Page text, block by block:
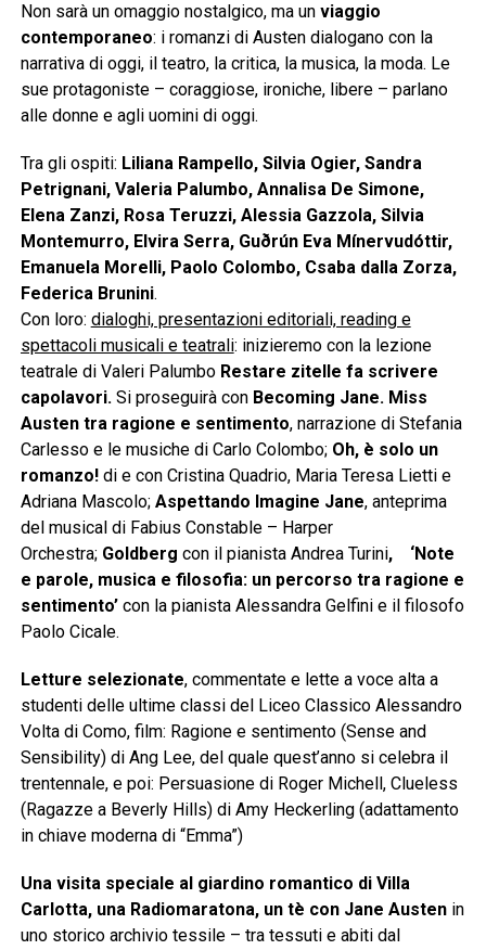
Non sarà un omaggio nostalgico, ma un viaggio
contemporaneo: i romanzi di Austen dialogano con la
narrativa di oggi, il teatro, la critica, la musica, la moda. Le
sue protagoniste – coraggiose, ironiche, libere – parlano
alle donne e agli uomini di oggi.
Tra gli ospiti: Liliana Rampello, Silvia Ogier, Sandra
Petrignani, Valeria Palumbo, Annalisa De Simone,
Elena Zanzi, Rosa Teruzzi, Alessia Gazzola, Silvia
Montemurro, Elvira Serra, Guðrún Eva Mínervudóttir,
Emanuela Morelli, Paolo Colombo, Csaba dalla Zorza,
Federica Brunini.
Con loro: dialoghi, presentazioni editoriali, reading e
spettacoli musicali e teatrali: inizieremo con la lezione
teatrale di Valeri Palumbo Restare zitelle fa scrivere
capolavori.Si proseguirà con Becoming Jane. Miss
Austen tra ragione e sentimento, narrazione di Stefania
Carlesso e le musiche di Carlo Colombo; Oh, è solo un
romanzo!di e con Cristina Quadrio, Maria Teresa Lietti e
Adriana Mascolo; Aspettando Imagine Jane, anteprima
del musical di Fabius Constable – Harper
Orchestra; Goldberg con il pianista Andrea Turini, ‘Note
e parole, musica e filosofia: un percorso tra ragione e
sentimento’con la pianista Alessandra Gelfini e il filosofo
Paolo Cicale.
Letture selezionate, commentate e lette a voce alta a
studenti delle ultime classi del Liceo Classico Alessandro
Volta di Como, film: Ragione e sentimento (Sense and
Sensibility) di Ang Lee, del quale quest’anno si celebra il
trentennale, e poi: Persuasione di Roger Michell, Clueless
(Ragazze a Beverly Hills) di Amy Heckerling (adattamento
in chiave moderna di “Emma”)
Una visita speciale al giardino romantico di Villa
Carlotta, una Radiomaratona, un tè con Jane Austen in
uno storico archivio tessile – tra tessuti e abiti dal